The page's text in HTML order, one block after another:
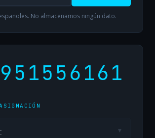
No almacenamos ningún dato.
▾